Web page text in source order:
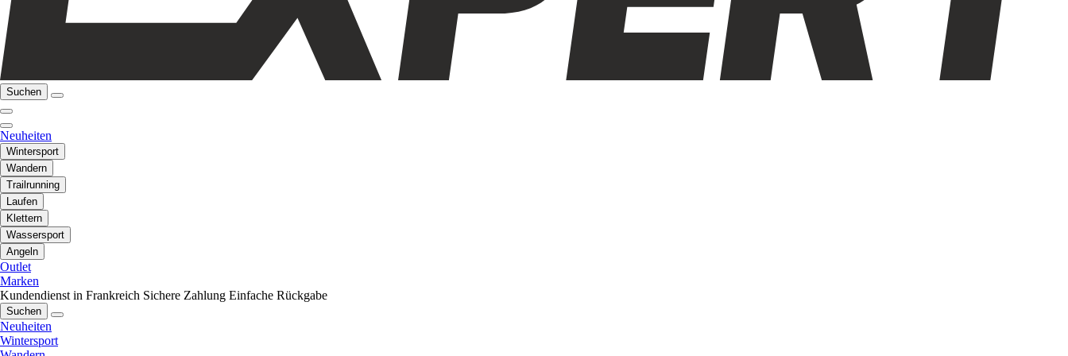
Suchen
Neuheiten
Wintersport
Wandern
Trailrunning
Laufen
Klettern
Wassersport
Angeln
Outlet
Marken
Kundendienst in Frankreich Sichere Zahlung Einfache Rückgabe
Suchen
Neuheiten
Wintersport